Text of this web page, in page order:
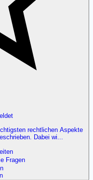
rechtlichen Aspekte
Dabei wi...
Fragen